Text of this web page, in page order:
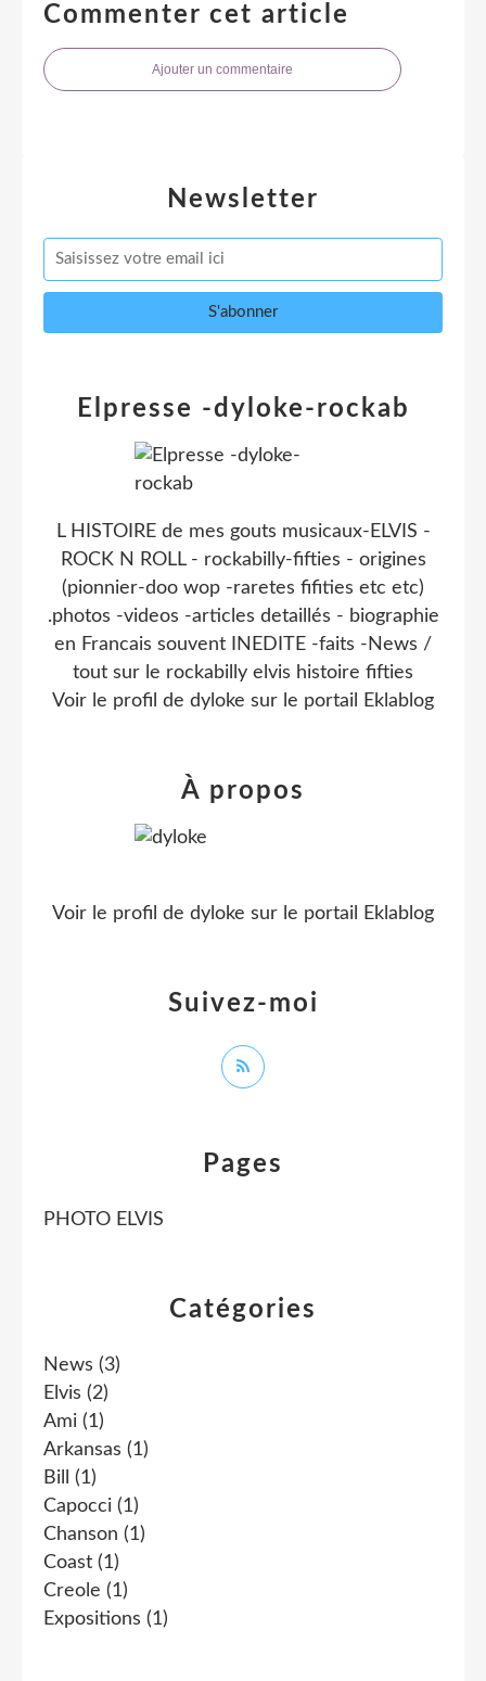
Commenter cet article
Ajouter un commentaire
Newsletter
Catégories
News (3)
Elvis (2)
Ami (1)
Arkansas (1)
Bill
(1)
Capocci (1)
Chanson (1)
Coast (1)
Creole (1)
Expositions (1)
Pages
PHOTO ELVIS
Elpresse -dyloke-rockab
L HISTOIRE de mes gouts musicaux-ELVIS -
ROCK N ROLL - rockabilly-fifties - origines
(pionnier-doo wop -raretes fifities etc etc)
.photos -videos -articles detaillés - biographie
en Francais souvent INEDITE -faits -News /
tout sur le rockabilly elvis histoire fifties
Voir le profil de dyloke sur le portail Eklablog
Suivez-moi
À propos
Voir le profil de dyloke sur le portail Eklablog